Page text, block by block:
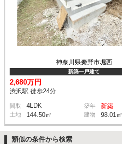
神奈川県秦野市堀西
新築一戸建て
2,680万円
渋沢駅 徒歩24分
間取 4LDK 築年 新築
土地 144.50㎡ 建物 98.01㎡
類似の条件から検索